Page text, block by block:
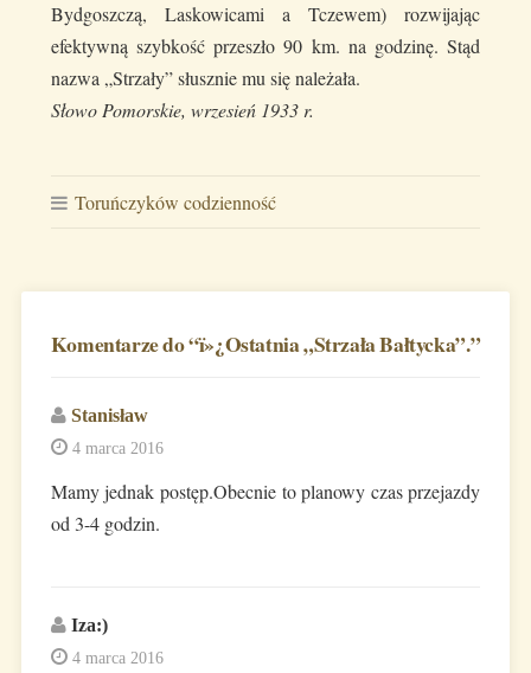
Bydgoszczą, Laskowicami a Tczewem) rozwijając
efektywną szybkość przeszło 90 km. na godzinę. Stąd
nazwa „Strzały” słusznie mu się należała.
Słowo Pomorskie, wrzesień 1933 r.
Toruńczyków codzienność
Komentarze do “ï»¿Ostatnia „Strzała Bałtycka”.”
Stanisław
4 marca 2016
Mamy jednak postęp.Obecnie to planowy czas przejazdy
od 3-4 godzin.
Iza:)
4 marca 2016